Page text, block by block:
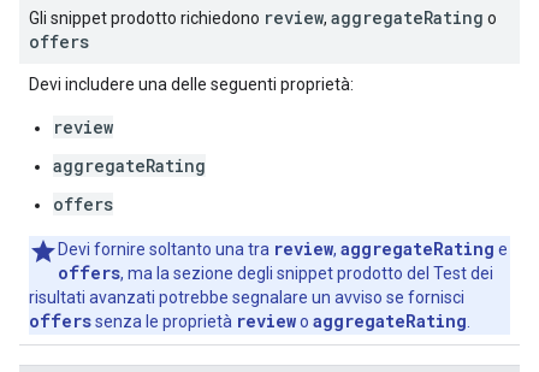
Gli snippet prodotto richiedono review, aggregateRating o
offers
Devi includere una delle seguenti proprietà:
review
aggregateRating
offers
Devi fornire soltanto una tra review, aggregateRating e
offers, ma la sezione degli snippet prodotto del Test dei
risultati avanzati potrebbe segnalare un avviso se fornisci
offerssenza le proprietà reviewo aggregateRating.